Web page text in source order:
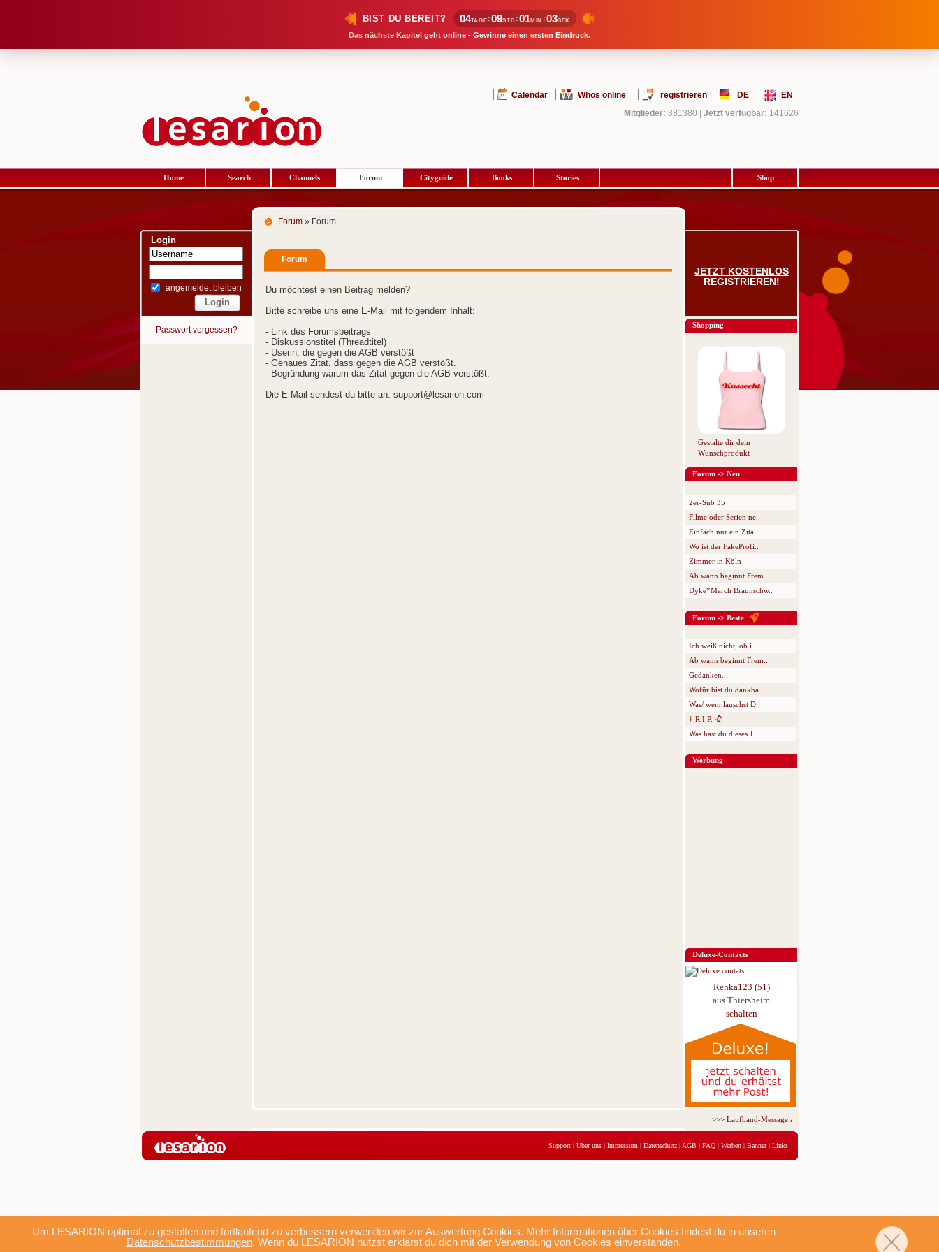
BIST DU BEREIT? 04TAGE :09STD :01MIN :02SEK
Das nächste Kapitel geht online - Gewinne einen ersten Eindruck.
Um LESARION optimal zu gestalten und fortlaufend zu verbessern verwenden wir zur Auswertung Cookies. Mehr Informationen über Cookies findest du in unseren
Datenschutzbestimmungen. Wenn du LESARION nutzst erklärst du dich mit der Verwendung von Cookies einverstanden.
Calendar Whos online registrieren DE
EN
Mitglieder: 381380 Jetzt verfügbar: 141626
Home Search Channels Forum Cityguide Books Stories Shop
Login
angemeldet bleiben
Passwort vergessen?
Forum » Forum
Forum
Du möchtest einen Beitrag melden?
Bitte schreibe uns eine E-Mail mit folgendem Inhalt:
- Link des Forumsbeitrags
- Diskussionstitel (Threadtitel)
- Userin, die gegen die AGB verstößt
- Genaues Zitat, dass gegen die AGB verstößt.
- Begründung warum das Zitat gegen die AGB verstößt.
Die E-Mail sendest du bitte an: support@lesarion.com
JETZT KOSTENLOS
REGISTRIEREN!
Shopping
Gestalte dir dein
Wunschprodukt
Forum -> Neu
2er-Sub 35
Filme oder Serien ne..
Einfach nur ein Zita..
Wo ist der FakeProfi..
Zimmer in Köln
Ab wann beginnt Frem..
Dyke*March Braunschw..
Forum -> Beste
Ich weiß nicht, ob i..
Ab wann beginnt Frem..
Gedanken...
Wofür bist du dankba..
Was/ wem lauschst D..
† R.I.P. 🥀
Was hast du dieses J..
Werbung
Deluxe-Contacts
Renka123 (51)
aus Thiersheim
schalten
>>>Laufband-Message ab nur 5,95 € für 3 Tage!
Support | Über uns | Impressum | Datenschutz | AGB | FAQ | Werben | Banner| Links